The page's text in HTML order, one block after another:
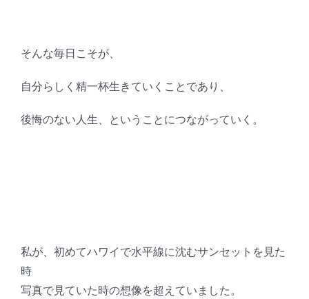
そんな毎日こそが、
自分らしく精一杯生きていくことであり、
後悔のない人生、ということにつながっていく。
私が、初めてハワイで水平線に沈むサンセットを見た
時
写真で見ていた時の想像を超えていました。